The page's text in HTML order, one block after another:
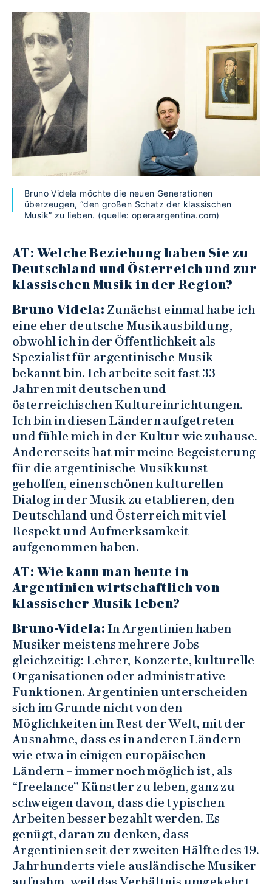
Bruno Videla möchte die neuen Generationen
überzeugen, “den großen Schatz der klassischen
Musik” zu lieben. (quelle: operaargentina.com)
AT: Welche Beziehung haben Sie zu
Deutschland und Österreich und zur
klassischen Musik in der Region?
Bruno Videla: Zunächst einmal habe ich
eine eher deutsche Musikausbildung,
obwohl ich in der Öffentlichkeit als
Spezialist für argentinische Musik
bekannt bin. Ich arbeite seit fast 33
Jahren mit deutschen und
österreichischen Kultureinrichtungen.
Ich bin in diesen Ländern aufgetreten
und fühle mich in der Kultur wie zuhause.
Andererseits hat mir meine Begeisterung
für die argentinische Musikkunst
geholfen, einen schönen kulturellen
Dialog in der Musik zu etablieren, den
Deutschland und Österreich mit viel
Respekt und Aufmerksamkeit
aufgenommen haben.
AT: Wie kann man heute in
Argentinien wirtschaftlich von
klassischer Musik leben?
Bruno-Videla: In Argentinien haben
Musiker meistens mehrere Jobs
gleichzeitig: Lehrer, Konzerte, kulturelle
Organisationen oder administrative
Funktionen. Argentinien unterscheiden
sich im Grunde nicht von den
Möglichkeiten im Rest der Welt, mit der
Ausnahme, dass es in anderen Ländern –
wie etwa in einigen europäischen
Ländern – immer noch möglich ist, als
“freelance” Künstler zu leben, ganz zu
schweigen davon, dass die typischen
Arbeiten besser bezahlt werden. Es
genügt, daran zu denken, dass
Argentinien seit der zweiten Hälfte des 19.
Jahrhunderts viele ausländische Musiker